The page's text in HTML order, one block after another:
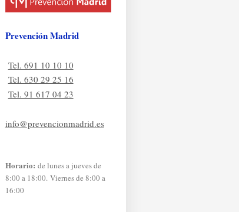
Prevención Madrid
Tel. 691 10 10 10
Tel. 630 29 25 16
Tel. 91 617 04 23
info@prevencionmadrid.es
Horario: de lunes a jueves de
8:00 a 18:00. Viernes de 8:00 a
16:00